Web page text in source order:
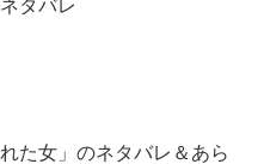
タバレ
た女」のネタバレ＆あら